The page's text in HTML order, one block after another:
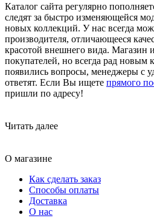
Каталог сайта регулярно
следят за быстро изменяющейся
новых коллекций. У нас всегда
производителя, отличающееся
красотой внешнего вида. Магазин
покупателей, но всегда рад новым
появились вопросы, менеджеры с
ответят. Если Вы ищете прямого
пришли по адресу!
Читать далее
О магазине
Как сделать заказ
Способы оплаты
Доставка
О нас